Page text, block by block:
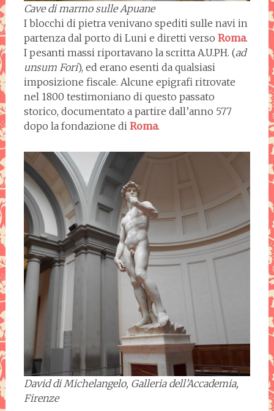
Cave di marmo sulle Apuane
I blocchi di pietra venivano spediti sulle navi in
partenza dal porto di Luni e diretti verso Roma.
I pesanti massi riportavano la scritta A.U.PH. (ad
unsum Fori), ed erano esenti da qualsiasi
imposizione fiscale. Alcune epigrafi ritrovate
nel 1800 testimoniano di questo passato
storico, documentato a partire dall’anno 577
dopo la fondazione di Roma.
David di Michelangelo, Galleria dell’Accademia,
Firenze